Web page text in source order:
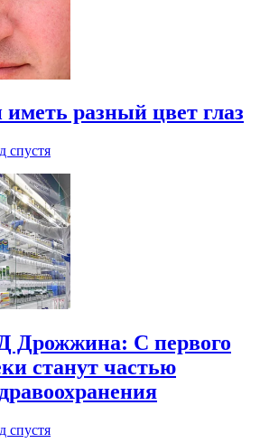
разный цвет глаз
спустя
Дрожжина: С первого
станут частью
спустя